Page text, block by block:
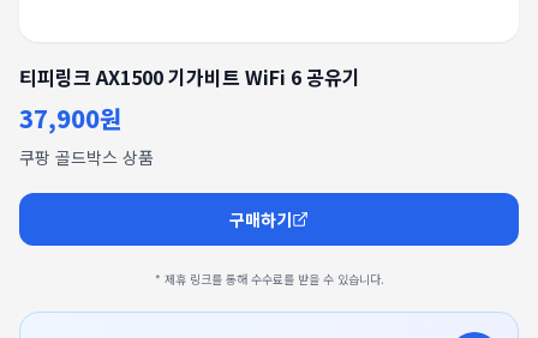
티피링크 AX1500 기가비트 WiFi 6 공유기
37,900원
쿠팡 골드박스 상품
구매하기
* 제휴 링크를 통해 수수료를 받을 수 있습니다.